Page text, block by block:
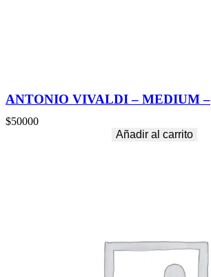
ANTONIO VIVALDI – MEDIUM –
$50000
Añadir al carrito